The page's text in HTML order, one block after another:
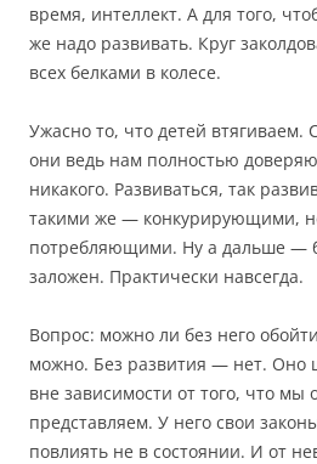
время, интеллект. А для того,
же надо развивать. Круг
всех белками в колесе.
Ужасно то, что детей втягиваем.
они ведь нам полностью
никакого. Развиваться, так
такими же — конкурирующими,
потребляющими. Ну а дальше —
заложен. Практически навсегда.
Вопрос: можно ли без него
можно. Без развития — нет. Оно
вне зависимости от того, что мы
представляем. У него свои
повлиять не в состоянии. И от